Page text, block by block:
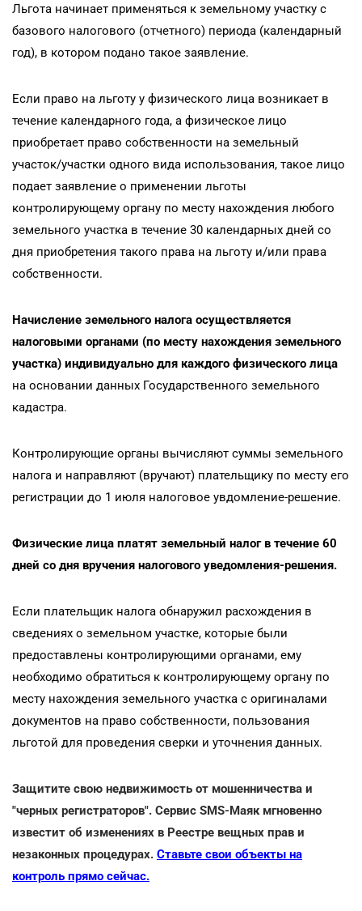
Льгота начинает применяться к земельному участку с
базового налогового (отчетного) периода (календарный
год), в котором подано такое заявление.
Если право на льготу у физического лица возникает в
течение календарного года, а физическое лицо
приобретает право собственности на земельный
участок/участки одного вида использования, такое лицо
подает заявление о применении льготы
контролирующему органу по месту нахождения любого
земельного участка в течение 30 календарных дней со
дня приобретения такого права на льготу и/или права
собственности.
Начисление земельного налога осуществляется
налоговыми органами (по месту нахождения земельного
участка) индивидуально для каждого физического лица
на основании данных Государственного земельного
кадастра.
Контролирующие органы вычисляют суммы земельного
налога и направляют (вручают) плательщику по месту его
регистрации до 1 июля налоговое увдомление-решение.
Физические лица платят земельный налог в течение 60
дней со дня вручения налогового уведомления-решения.
Если плательщик налога обнаружил расхождения в
сведениях о земельном участке, которые были
предоставлены контролирующими органами, ему
необходимо обратиться к контролирующему органу по
месту нахождения земельного участка с оригиналами
документов на право собственности, пользования
льготой для проведения сверки и уточнения данных.
Защитите свою недвижимость от мошенничества и
"черных регистраторов". Сервис SMS-Маяк мгновенно
известит об изменениях в Реестре вещных прав и
незаконных процедурах. Ставьте свои объекты на
контроль прямо сейчас.